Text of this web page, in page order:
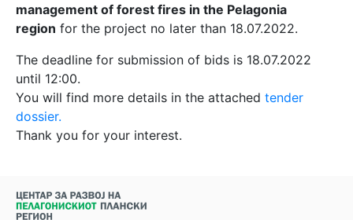
management of forest fires in the Pelagonia
region for the project no later than 18.07.2022.
The deadline for submission of bids is 18.07.2022
until 12:00.
You will find more details in the attached tender
dossier.
Thank you for your interest.